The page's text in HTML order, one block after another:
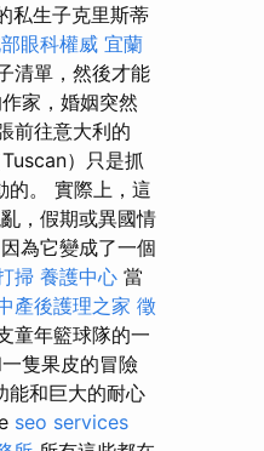
私生子克里斯蒂
眼科權威 宜蘭
清單，然後才能
家，婚姻突然
前往意大利的
）只是抓
的。 實際上，這
，假期或異國情
為它變成了一個
掃 養護中心 當
產後護理之家 徵
童年籃球隊的一
隻果皮的冒險
能和巨大的耐心
seo services